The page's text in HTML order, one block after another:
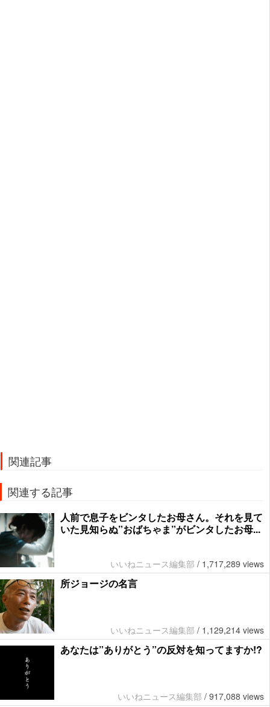
関連記事
関連する記事
人前で息子をビンタしたお母さん。それを見て
いた見知らぬ”おばちゃま”がビンタしたお母...
いいねニュース編集部 / 1,717,289 views
所ジョージの名言
いいねニュース編集部 / 1,129,214 views
あなたは”ありがとう”の反対を知ってますか!?
いいねニュース編集部 / 917,088 views